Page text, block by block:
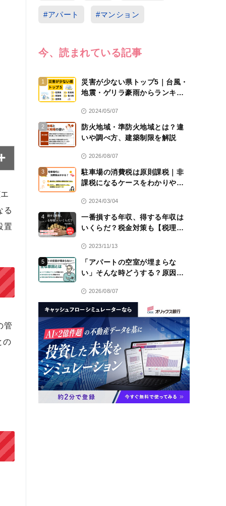
る
置
管
の
#アパート #マンション
今、読まれている記事
1
災害が少ない県トップ5｜台風・
地震・ゲリラ豪雨からランキン
2024/05/07
2
防火地域・準防火地域とは？違
いや調べ方、建築制限を解説
2026/08/07
3
駐車場の消費税は原則課税｜非
課税になるケースをわかりやす
2024/03/04
4
一番損する年収、得する年収は
いくらだ？税金対策も【税理士
2023/11/13
5
「アパートの空室が埋まらな
い」そんな時どうする？原因と
2026/08/07